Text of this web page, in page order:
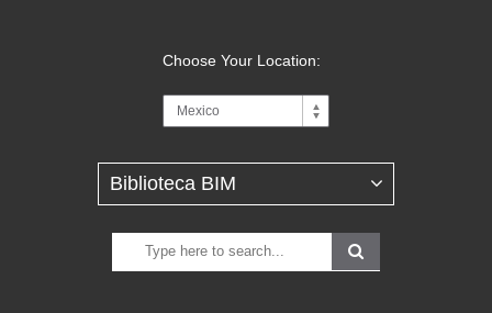
Choose Your Location: